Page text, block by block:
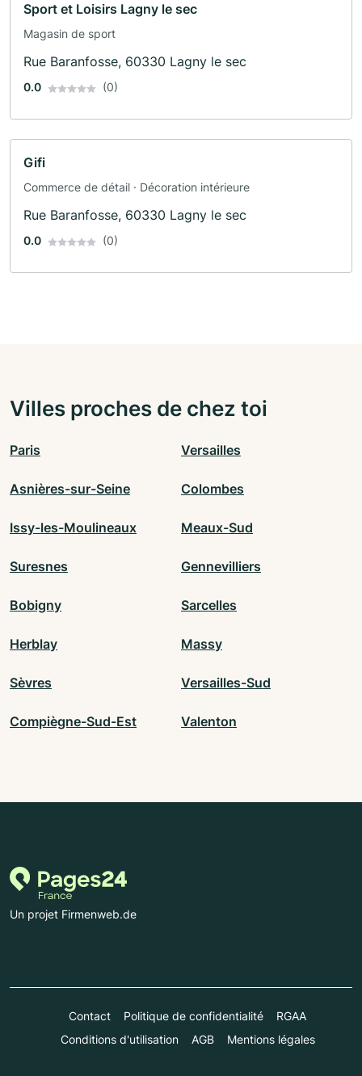
Sport et Loisirs Lagny le sec
Magasin de sport
Rue Baranfosse, 60330 Lagny le sec
0.0 (0)
Gifi
Commerce de détail · Décoration intérieure
Rue Baranfosse, 60330 Lagny le sec
0.0 (0)
Villes proches de chez toi
Paris Versailles
Asnières-sur-Seine Colombes
Issy-les-Moulineaux Meaux-Sud
Suresnes Gennevilliers
Bobigny Sarcelles
Herblay Massy
Sèvres Versailles-Sud
Compiègne-Sud-Est Valenton
Un projet Firmenweb.de
Contact Politique de confidentialité
RGAA
Conditions d'utilisation
AGB Mentions légales